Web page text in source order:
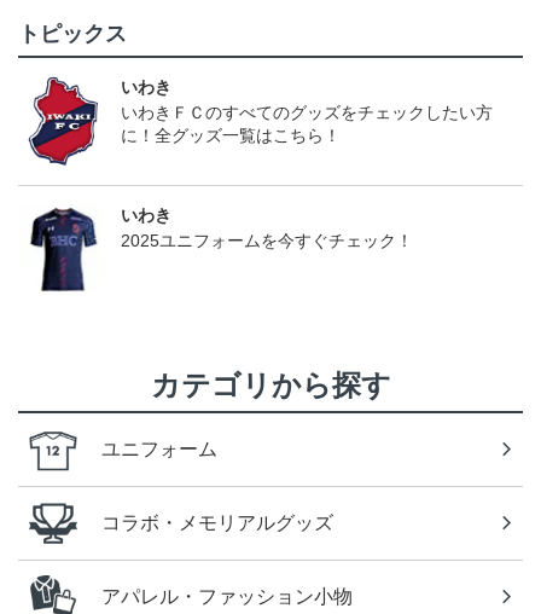
トピックス
いわき
いわきＦＣのすべてのグッズをチェックしたい方
に！全グッズ一覧はこちら！
いわき
2025ユニフォームを今すぐチェック！
カテゴリから探す
ユニフォーム
コラボ・メモリアルグッズ
アパレル・ファッション小物